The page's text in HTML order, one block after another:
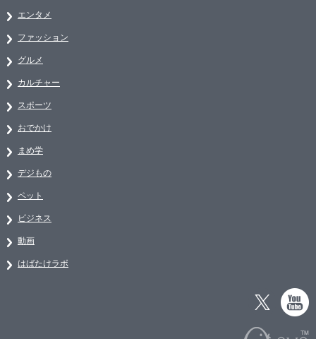
エンタメ
ファッション
グルメ
カルチャー
スポーツ
おでかけ
まめ学
デジもの
ペット
ビジネス
動画
はばたけラボ